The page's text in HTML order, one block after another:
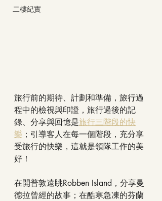
二樓紀實
旅行前的期待、計劃和準備，旅行過
程中的檢視與印證，旅行過後的記
錄、分享與回憶是旅行三階段的快
樂 ；引導客人在每一個階段，充分享
受旅行的快樂，這就是領隊工作的美
好！
在開普敦遠眺Robben Island，分享曼
德拉曾經的故事；在酷寒急凍的芬蘭